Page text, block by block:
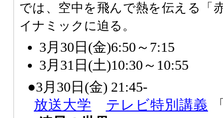
では、空中を飛んで熱を伝える「
イナミックに迫る。
3月30日(金)6:50～7:15
3月31日(土)10:30～10:55
●3月30日(金) 21:45-
放送大学
テレビ特別講義